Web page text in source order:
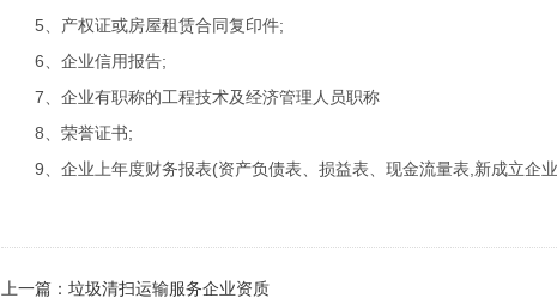
5、产权证或房屋租赁合同复印件;
6、企业信用报告;
7、企业有职称的工程技术及经济管理人员职称
8、荣誉证书;
9、企业上年度财务报表(资产负债表、损益表、现金流量表,新成立企
上一篇： 垃圾清扫运输服务企业资质